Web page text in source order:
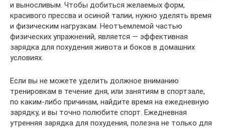
и выносливым. Чтобы добиться желаемых форм,
красивого прессва и осиной талии, нужно уделять время
и физическим нагрузкам. Неотъемлемой частью
физических упражнений, является — эффективная
зарядка для похудения живота и боков в домашних
условиях.
Если вы не можете уделить должное вниманию
тренировкам в течение дня, или занятиям в спортзале,
по каким-либо причинам, найдите время на ежедневную
зарядку, и вы точно полюбите спорт. Ежедневная
утренняя зарядка для похудения, полезна не только для